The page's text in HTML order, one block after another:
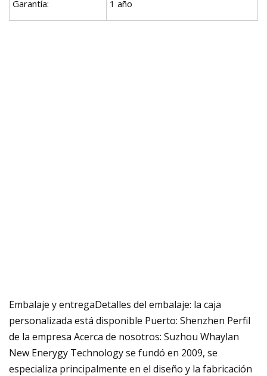
Garantía: 1 año
Embalaje y entregaDetalles del embalaje: la caja
personalizada está disponible Puerto: Shenzhen Perfil
de la empresa Acerca de nosotros: Suzhou Whaylan
New Enerygy Technology se fundó en 2009, se
especializa principalmente en el diseño y la fabricación